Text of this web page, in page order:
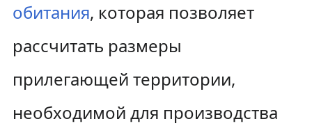
й
т
и
й
т
и
обитания, которая позволяет
рассчитать размеры
прилегающей территории,
необходимой для производства